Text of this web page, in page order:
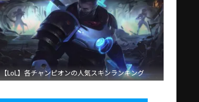
【LoL】各チャンピオンの人気スキンランキング